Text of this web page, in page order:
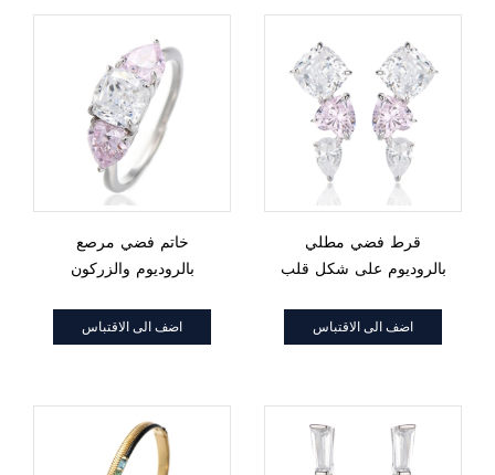
خاتم فضي مرصع
بالروديوم والزركون
على شكل قلب
اضف الى الاقتباس
قرط فضي مطلي
بالروديوم على شكل قلب
باللون الوردي والأبيض
اضف الى الاقتباس